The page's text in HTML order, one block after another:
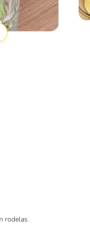
rodelas.